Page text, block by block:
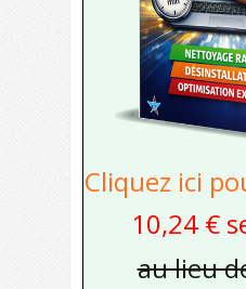
Cliquez ici
10,24 €
au lieu